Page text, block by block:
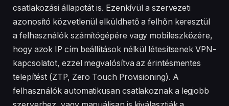
csatlakozási állapotát is. Ezenkívül a szervezeti
azonosító közvetlenül elküldhető a felhőn keresztül
a felhasználók számítógépére vagy mobileszközére,
hogy azok IP cím beállítások nélkül létesítsenek VPN-
kapcsolatot, ezzel megvalósítva az érintésmentes
telepítést (ZTP, Zero Touch Provisioning). A
felhasználók automatikusan csatlakoznak a legjobb